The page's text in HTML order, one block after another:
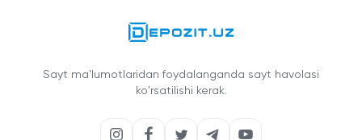
Sayt ma'lumotlaridan foydalanganda sayt havolasi
ko'rsatilishi kerak.